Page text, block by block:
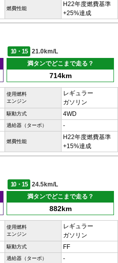
燃費性能
H22年度燃費基準
+25%達成
10・15
21.0km/L
満タンでどこまで走る？
714km
使用燃料
エンジン
レギュラー
ガソリン
駆動方式 4WD
過給器（ターボ） -
燃費性能
H22年度燃費基準
+15%達成
10・15
24.5km/L
満タンでどこまで走る？
882km
使用燃料
エンジン
レギュラー
ガソリン
駆動方式 FF
過給器（ターボ） -